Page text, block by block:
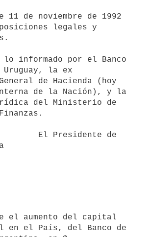
11 de noviembre de 1992
legales y
la ex
de Hacienda (hoy
de la Nación), y la
del Ministerio de
el País, del Banco de